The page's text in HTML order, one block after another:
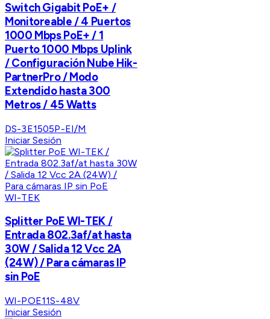
Switch Gigabit PoE+ /
Monitoreable / 4 Puertos
1000 Mbps PoE+ / 1
Puerto 1000 Mbps Uplink
/ Configuración Nube Hik-
PartnerPro / Modo
Extendido hasta 300
Metros / 45 Watts
DS-3E1505P-EI/M
Iniciar Sesión
WI-TEK
Splitter PoE WI-TEK /
Entrada 802.3af/at hasta
30W / Salida 12 Vcc 2A
(24W) / Para cámaras IP
sin PoE
WI-POE11S-48V
Iniciar Sesión